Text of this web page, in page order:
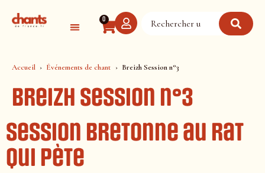
0
Accueil Événements de chant Breizh Session n°3
Breizh Session n°3
Session bretonne au Rat
qui pète